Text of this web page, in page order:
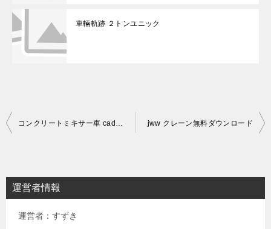
車輛軌跡 ２トンユニック
投
ビ
ゲ
コンクリートミキサー車 cadデータ 無料 jww クレーン無料ダウンロード
運営者情報
運営者：すずき